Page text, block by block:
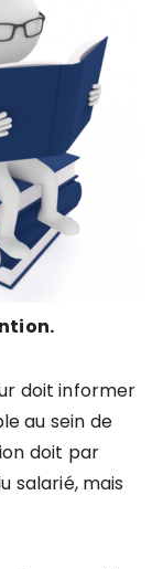
doit informer
au sein de
doit par
salarié, mais